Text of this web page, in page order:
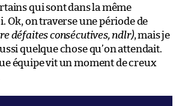
qui sont dans la même
Ok, on traverse une période de
défaites consécutives, ndlr), mais je
quelque chose qu’on attendait.
équipe vit un moment de creux